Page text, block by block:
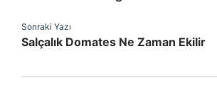
Sonraki Yazı
Salçalık Domates Ne Zaman Ekilir